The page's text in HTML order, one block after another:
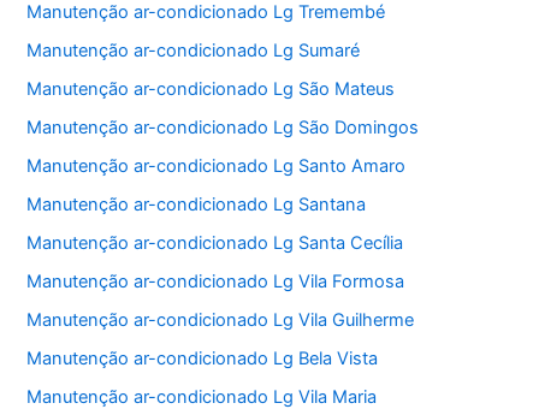
Manutenção ar-condicionado Lg Tremembé
Manutenção ar-condicionado Lg Sumaré
Manutenção ar-condicionado Lg São Mateus
Manutenção ar-condicionado Lg São Domingos
Manutenção ar-condicionado Lg Santo Amaro
Manutenção ar-condicionado Lg Santana
Manutenção ar-condicionado Lg Santa Cecília
Manutenção ar-condicionado Lg Vila Formosa
Manutenção ar-condicionado Lg Vila Guilherme
Manutenção ar-condicionado Lg Bela Vista
Manutenção ar-condicionado Lg Vila Maria